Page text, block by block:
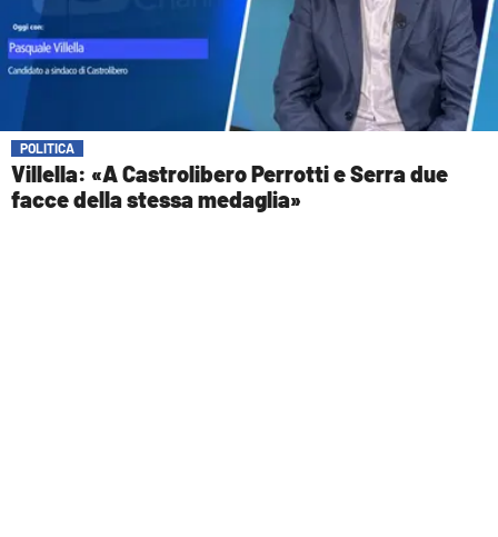
POLITICA
Villella: «A Castrolibero Perrotti e Serra due
facce della stessa medaglia»